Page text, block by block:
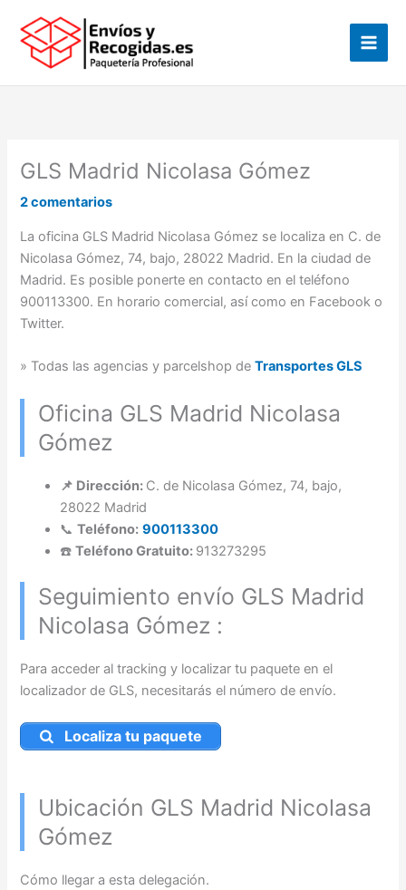
contenido
GLS Madrid Nicolasa Gómez
2 comentarios
La oficina GLS Madrid Nicolasa Gómez se localiza en C. de
Nicolasa Gómez, 74, bajo, 28022 Madrid. En la ciudad de
Madrid. Es posible ponerte en contacto en el teléfono
900113300. En horario comercial, así como en Facebook o
Twitter.
» Todas las agencias y parcelshop deTransportes GLS
Oficina GLS Madrid Nicolasa
Gómez
📌 Dirección: C. de Nicolasa Gómez, 74, bajo,
28022 Madrid
📞Teléfono: 900113300
☎️Teléfono Gratuito: 913273295
Seguimiento envío GLS Madrid
Nicolasa Gómez :
Para acceder al tracking y localizar tu paquete en el
localizador de GLS, necesitarás el número de envío.
Localiza tu paquete
Ubicación GLS Madrid Nicolasa
Gómez
Cómo llegar a esta delegación.